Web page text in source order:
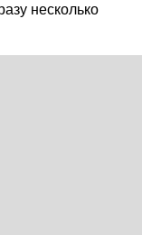
несколько